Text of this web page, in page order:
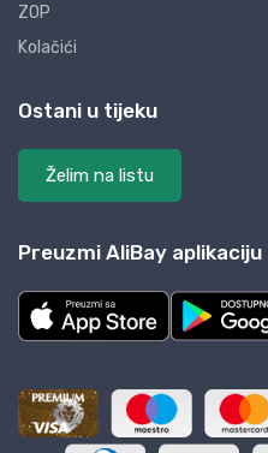
ZOP
Kolačići
Ostani u tijeku
Želim na listu
Preuzmi AliBay aplikaciju